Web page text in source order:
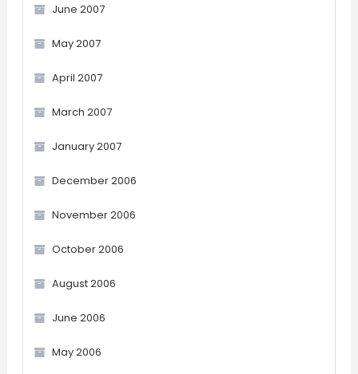
June 2007
May 2007
April 2007
March 2007
January 2007
December 2006
November 2006
October 2006
August 2006
June 2006
May 2006